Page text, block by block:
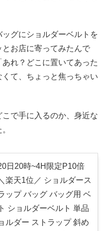
グにショルダーベルトを
お店に寄ってみたんで
れ？どこに置いてあった
て、ちょっと焦っちゃい
で手に入るのか、身近な
日20時~4H限定P10倍
楽天1位／ ショルダース
ップ バッグ バッグ用 ベ
ショルダーベルト 単品
ルダー ストラップ 斜め